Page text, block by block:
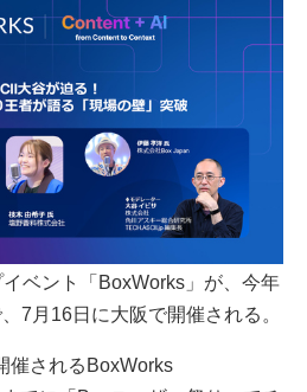
ベント「BoxWorks」が、今年
7月16日に大阪で開催される。
されるBoxWorks